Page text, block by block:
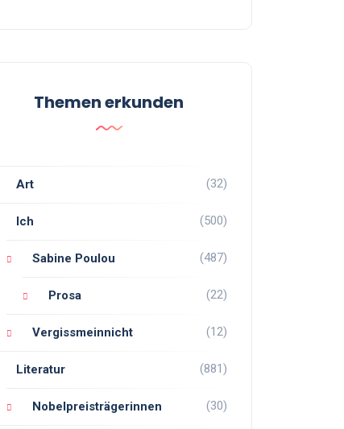
Themen erkunden
Art (32)
Ich (500)
Sabine Poulou (487)
Prosa (22)
Vergissmeinnicht (12)
Literatur (881)
Nobelpreisträgerinnen (30)